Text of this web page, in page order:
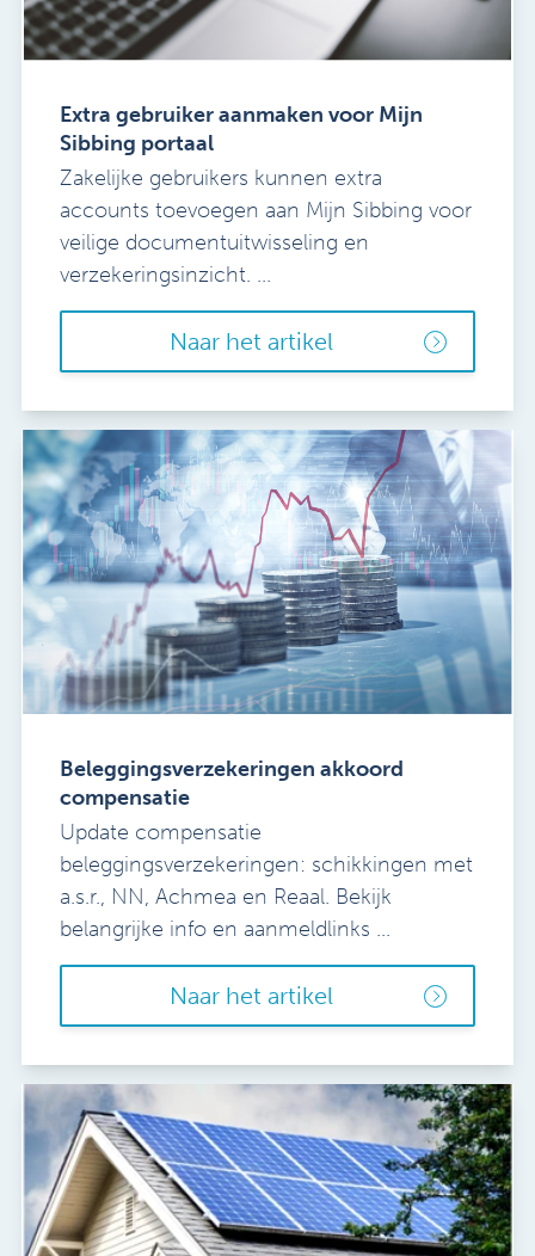
Extra gebruiker aanmaken voor Mijn
Sibbing portaal
Zakelijke gebruikers kunnen extra
accounts toevoegen aan Mijn Sibbing voor
veilige documentuitwisseling en
verzekeringsinzicht. ...
Naar het artikel
Beleggingsverzekeringen akkoord
compensatie
Update compensatie
beleggingsverzekeringen: schikkingen met
a.s.r., NN, Achmea en Reaal. Bekijk
belangrijke info en aanmeldlinks ...
Naar het artikel